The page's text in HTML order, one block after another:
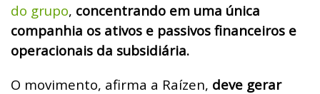
do grupo, concentrando em uma única
companhia os ativos e passivos financeiros e
operacionais da subsidiária.
O movimento, afirma a Raízen, deve gerar